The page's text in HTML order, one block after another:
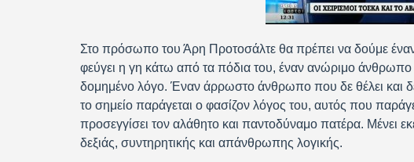
Στο πρόσωπο του Άρη Προτοσάλτε θα πρέπει να δούμε
φεύγει η γη κάτω από τα πόδια του, έναν ανώριμο
δομημένο λόγο. Έναν άρρωστο άνθρωπο που δε θέλει και
το σημείο παράγεται ο φασίζον λόγος του, αυτός που
προσεγγίσει τον αλάθητο και παντοδύναμο πατέρα. Μένει
δεξιάς, συντηρητικής και απάνθρωπης λογικής.